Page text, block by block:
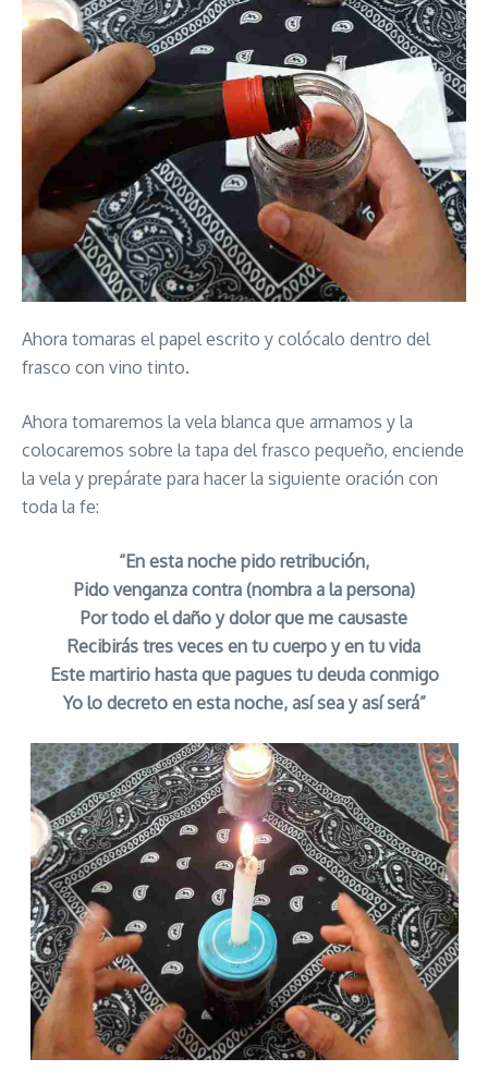
Ahora tomaras el papel escrito y colócalo dentro del
frasco con vino tinto.
Ahora tomaremos la vela blanca que armamos y la
colocaremos sobre la tapa del frasco pequeño, enciende
la vela y prepárate para hacer la siguiente oración con
toda la fe:
“En esta noche pido retribución,
Pido venganza contra (nombra a la persona)
Por todo el daño y dolor que me causaste
Recibirás tres veces en tu cuerpo y en tu vida
Este martirio hasta que pagues tu deuda conmigo
Yo lo decreto en esta noche, así sea y así será”